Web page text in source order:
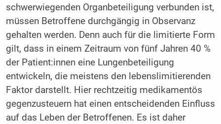
schwerwiegenden Organbeteiligung verbunden ist,
müssen Betroffene durchgängig in Observanz
gehalten werden. Denn auch für die limitierte Form
gilt, dass in einem Zeitraum von fünf Jahren 40 %
der Patient:innen eine Lungenbeteiligung
entwickeln, die meistens den lebenslimitierenden
Faktor darstellt. Hier rechtzeitig medikamentös
gegenzusteuern hat einen entscheidenden Einfluss
auf das Leben der Betroffenen. Es ist daher